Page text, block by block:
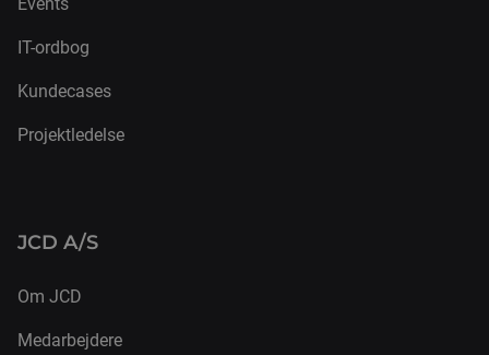
IT-ordbog
Kundecases
Projektledelse
JCD A/S
Om JCD
Medarbejdere